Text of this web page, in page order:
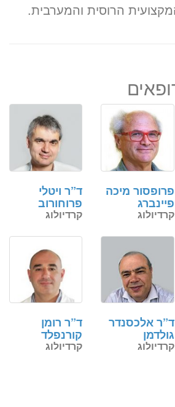
הרוסית והמערבית.
ד”ר ויטלי
פרוחורוב
קרדיולוג
פרופסור מיכה
פיינברג
קרדיולוג
ד”ר רומן
קורנפלד
קרדיולוג
ד”ר אלכסנדר
גולדמן
קרדיולוג